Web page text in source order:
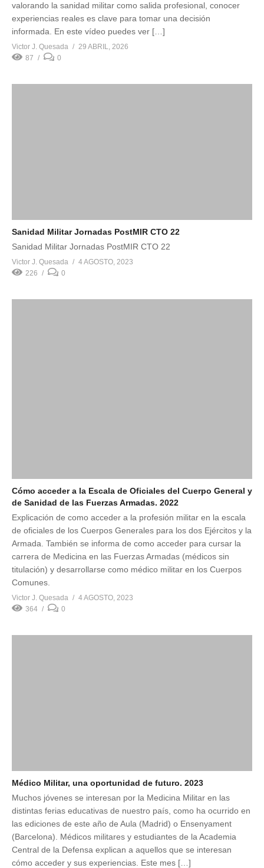
valorando la sanidad militar como salida profesional, conocer
experiencias reales es clave para tomar una decisión
informada. En este vídeo puedes ver […]
Victor J. Quesada
29 ABRIL, 2026
87
0
Sanidad Militar Jornadas PostMIR CTO 22
Sanidad Militar Jornadas PostMIR CTO 22
Victor J. Quesada
4 AGOSTO, 2023
226
0
Cómo acceder a la Escala de Oficiales del Cuerpo General y
de Sanidad de las Fuerzas Armadas. 2022
Explicación de como acceder a la profesión militar en la escala
de oficiales de los Cuerpos Generales para los dos Ejércitos y la
Armada. También se informa de como acceder para cursar la
carrera de Medicina en las Fuerzas Armadas (médicos sin
titulación) y desarrollarse como médico militar en los Cuerpos
Comunes.
Victor J. Quesada
4 AGOSTO, 2023
364
0
Médico Militar, una oportunidad de futuro. 2023
Muchos jóvenes se interesan por la Medicina Militar en las
distintas ferias educativas de nuestro país, como ha ocurrido en
las ediciones de este año de Aula (Madrid) o Ensenyament
(Barcelona). Médicos militares y estudiantes de la Academia
Central de la Defensa explican a aquellos que se interesan
cómo acceder y sus experiencias. Este mes […]